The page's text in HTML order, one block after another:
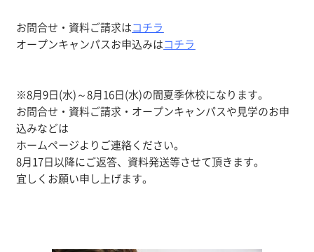
お問合せ・資料ご請求は コチラ
オープンキャンパスお申込みは コチラ
※8月9日(水)～8月16日(水)の間夏季休校になります。
お問合せ・資料ご請求・オープンキャンパスや見学のお申
込みなどは
ホームページよりご連絡ください。
8月17日以降にご返答、資料発送等させて頂きます。
宜しくお願い申し上げます。